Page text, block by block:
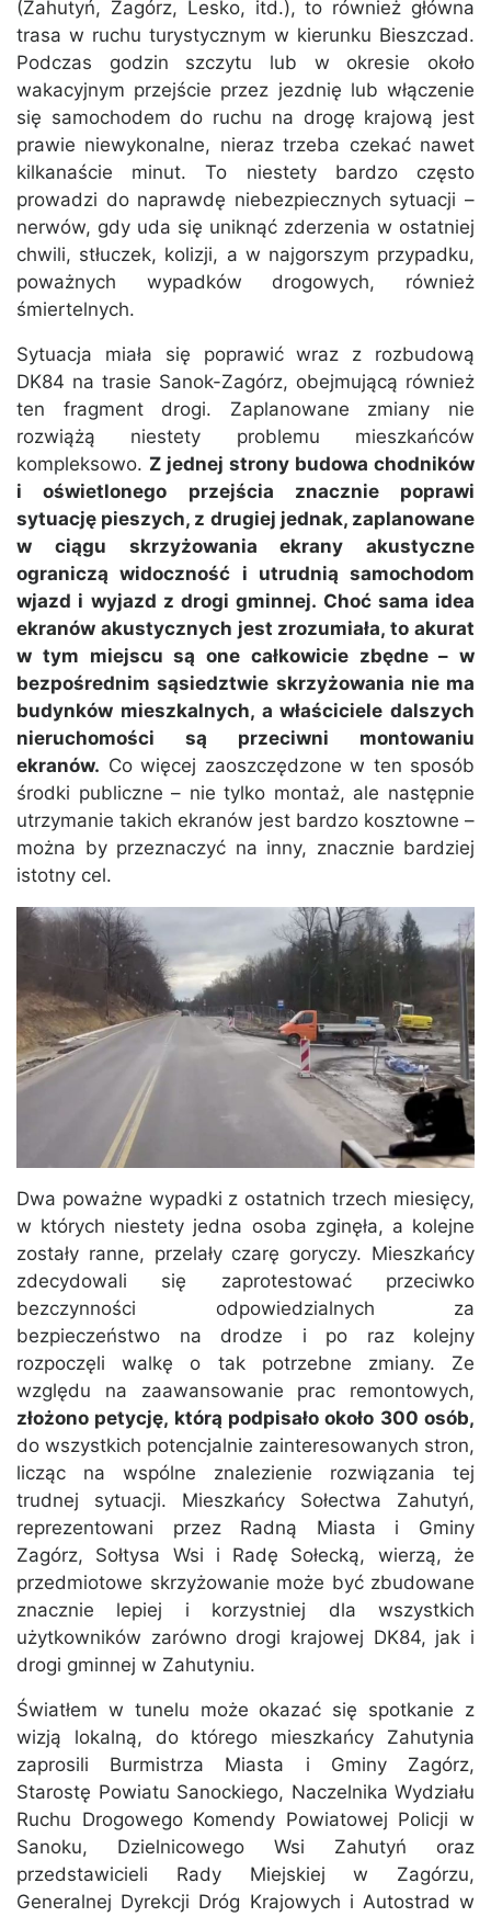
(Zahutyń, Zagórz, Lesko, itd.), to również główna
trasa w ruchu turystycznym w kierunku Bieszczad.
Podczas godzin szczytu lub w okresie około
wakacyjnym przejście przez jezdnię lub włączenie
się samochodem do ruchu na drogę krajową jest
prawie niewykonalne, nieraz trzeba czekać nawet
kilkanaście minut. To niestety bardzo często
prowadzi do naprawdę niebezpiecznych sytuacji –
nerwów, gdy uda się uniknąć zderzenia w ostatniej
chwili, stłuczek, kolizji, a w najgorszym przypadku,
poważnych wypadków drogowych, również
śmiertelnych.
Sytuacja miała się poprawić wraz z rozbudową
DK84 na trasie Sanok-Zagórz, obejmującą również
ten fragment drogi. Zaplanowane zmiany nie
rozwiążą niestety problemu mieszkańców
kompleksowo. Z jednej strony budowa chodników
i oświetlonego przejścia znacznie poprawi
sytuację pieszych, z drugiej jednak, zaplanowane
w ciągu skrzyżowania ekrany akustyczne
ograniczą widoczność i utrudnią samochodom
wjazd i wyjazd z drogi gminnej. Choć sama idea
ekranów akustycznych jest zrozumiała, to akurat
w tym miejscu są one całkowicie zbędne – w
bezpośrednim sąsiedztwie skrzyżowania nie ma
budynków mieszkalnych, a właściciele dalszych
nieruchomości są przeciwni montowaniu
ekranów. Co więcej zaoszczędzone w ten sposób
środki publiczne – nie tylko montaż, ale następnie
utrzymanie takich ekranów jest bardzo kosztowne –
można by przeznaczyć na inny, znacznie bardziej
istotny cel.
Dwa poważne wypadki z ostatnich trzech miesięcy,
w których niestety jedna osoba zginęła, a kolejne
zostały ranne, przelały czarę goryczy. Mieszkańcy
zdecydowali się zaprotestować przeciwko
bezczynności odpowiedzialnych za
bezpieczeństwo na drodze i po raz kolejny
rozpoczęli walkę o tak potrzebne zmiany. Ze
względu na zaawansowanie prac remontowych,
złożono petycję, którą podpisało około 300 osób,
do wszystkich potencjalnie zainteresowanych stron,
licząc na wspólne znalezienie rozwiązania tej
trudnej sytuacji. Mieszkańcy Sołectwa Zahutyń,
reprezentowani przez Radną Miasta i Gminy
Zagórz, Sołtysa Wsi i Radę Sołecką, wierzą, że
przedmiotowe skrzyżowanie może być zbudowane
znacznie lepiej i korzystniej dla wszystkich
użytkowników zarówno drogi krajowej DK84, jak i
drogi gminnej w Zahutyniu.
Światłem w tunelu może okazać się spotkanie z
wizją lokalną, do którego mieszkańcy Zahutynia
zaprosili Burmistrza Miasta i Gminy Zagórz,
Starostę Powiatu Sanockiego, Naczelnika Wydziału
Ruchu Drogowego Komendy Powiatowej Policji w
Sanoku, Dzielnicowego Wsi Zahutyń oraz
przedstawicieli Rady Miejskiej w Zagórzu,
Generalnej Dyrekcji Dróg Krajowych i Autostrad w